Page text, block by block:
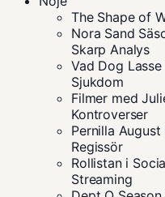
The Shape of
Nora Sand
Skarp Analys
Vad Dog
Sjukdom
Filmer med
Kontroverser
Pernilla
Regissör
Rollistan i
Streaming